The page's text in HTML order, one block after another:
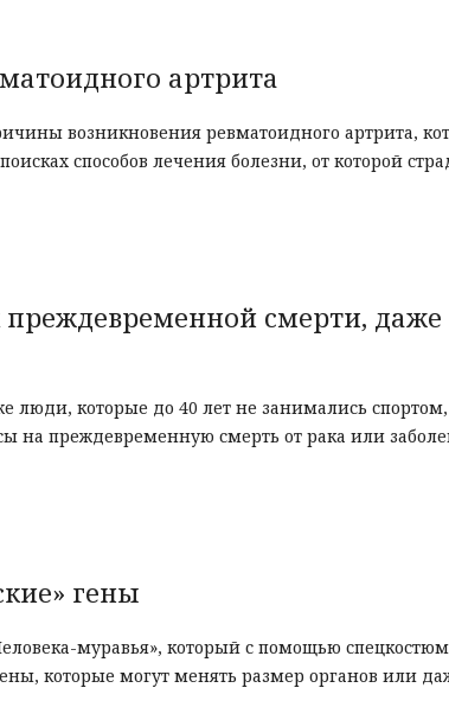
артрита
возникновения ревматоидного артрита,
способов лечения болезни, от которой
смерти, даже
которые до 40 лет не занимались
на преждевременную смерть от рака или
гены
муравья», который с помощью
которые могут менять размер органов или